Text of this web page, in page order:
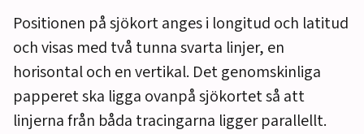
Positionen på sjökort anges i longitud och latitud
och visas med två tunna svarta linjer, en
horisontal och en vertikal. Det genomskinliga
papperet ska ligga ovanpå sjökortet så att
linjerna från båda tracingarna ligger parallellt.